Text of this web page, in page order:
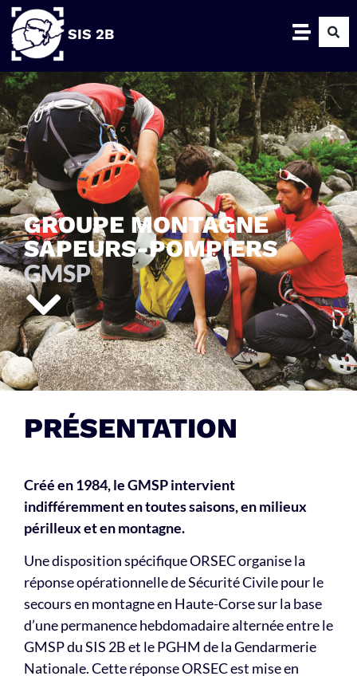
SIS 2B
GROUPE MONTAGNE
SAPEURS-POMPIERS
GMSP
PRÉSENTATION
Créé en 1984, le GMSP intervient
indifféremment en toutes saisons, en milieux
périlleux et en montagne.
Une disposition spécifique ORSEC organise la
réponse opérationnelle de Sécurité Civile pour le
secours en montagne en Haute-Corse sur la base
d’une permanence hebdomadaire alternée entre le
GMSP du SIS 2B et le PGHM de la Gendarmerie
Nationale. Cette réponse ORSEC est mise en